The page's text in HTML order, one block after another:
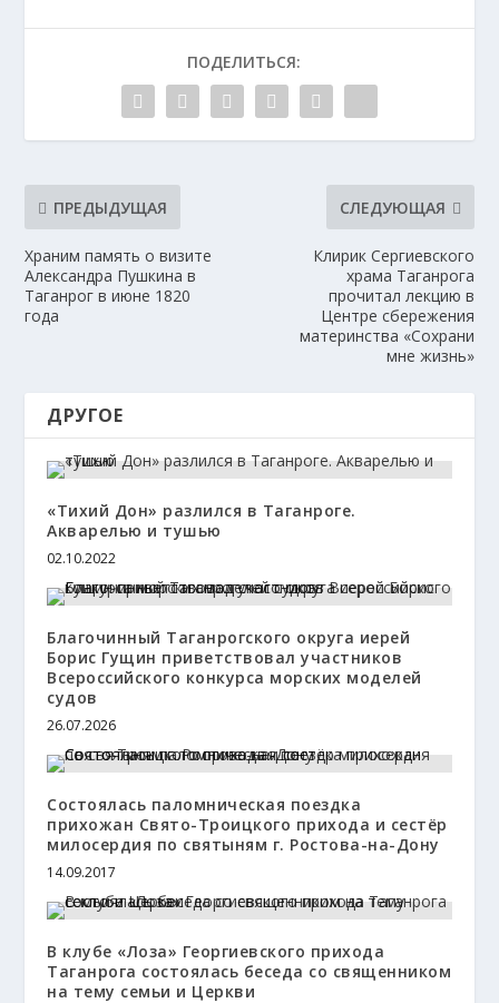
ПОДЕЛИТЬСЯ:
ПРЕДЫДУЩАЯ
Храним память о визите
Александра Пушкина в
Таганрог в июне 1820
года
СЛЕДУЮЩАЯ
Клирик Сергиевского
храма Таганрога
прочитал лекцию в
Центре сбережения
материнства «Сохрани
мне жизнь»
ДРУГОЕ
«Тихий Дон» разлился в Таганроге.
Акварелью и тушью
02.10.2022
Благочинный Таганрогского округа иерей
Борис Гущин приветствовал участников
Всероссийского конкурса морских моделей
судов
26.07.2026
Состоялась паломническая поездка
прихожан Свято-Троицкого прихода и сестёр
милосердия по святыням г. Ростова-на-Дону
14.09.2017
В клубе «Лоза» Георгиевского прихода
Таганрога состоялась беседа со священником
на тему семьи и Церкви